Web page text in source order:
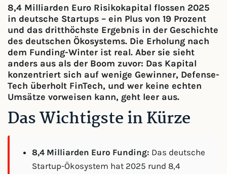
8,4 Milliarden Euro Risikokapital flossen 2025
in deutsche Startups – ein Plus von 19 Prozent
und das dritthöchste Ergebnis in der Geschichte
des deutschen Ökosystems. Die Erholung nach
dem Funding-Winter ist real. Aber sie sieht
anders aus als der Boom zuvor: Das Kapital
konzentriert sich auf wenige Gewinner, Defense-
Tech überholt FinTech, und wer keine echten
Umsätze vorweisen kann, geht leer aus.
Das Wichtigste in Kürze
8,4 Milliarden Euro Funding: Das deutsche
Startup-Ökosystem hat 2025 rund 8,4